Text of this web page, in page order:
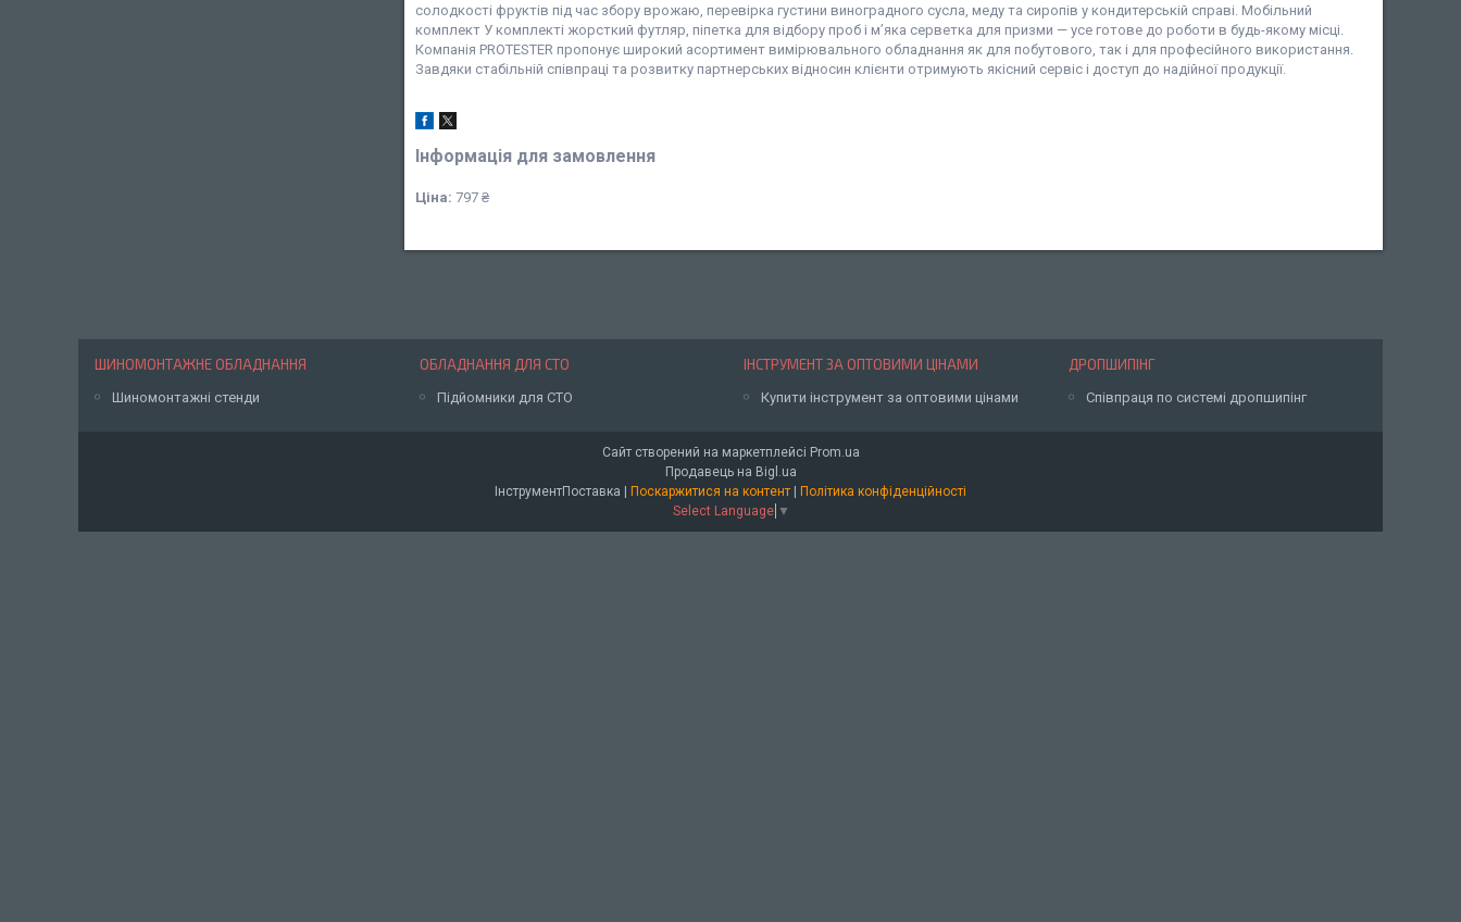
солодкості фруктів під час збору врожаю, перевірка густини виноградного сусла, меду та сиропів у кондитерській справі. Мобільний
комплект У комплекті жорсткий футляр, піпетка для відбору проб і м’яка серветка для призми — усе готове до роботи в будь-якому місці.
Компанія PROTESTER пропонує широкий асортимент вимірювального обладнання як для побутового, так і для професійного використання.
Завдяки стабільній співпраці та розвитку партнерських відносин клієнти отримують якісний сервіс і доступ до надійної продукції.
Інформація для замовлення
Ціна: 797 ₴
ШИНОМОНТАЖНЕ ОБЛАДНАННЯ
Шиномонтажні стенди
ОБЛАДНАННЯ ДЛЯ СТО
Підйомники для СТО
ІНСТРУМЕНТ ЗА ОПТОВИМИ ЦІНАМИ
Купити інструмент за оптовими цінами
ДРОПШИПІНГ
Співпраця по системі дропшипінг
Сайт створений на маркетплейсі Prom.ua
Продавець на Bigl.ua
ІнструментПоставка | Поскаржитися на контент | Політика конфіденційності
Select Language ▼